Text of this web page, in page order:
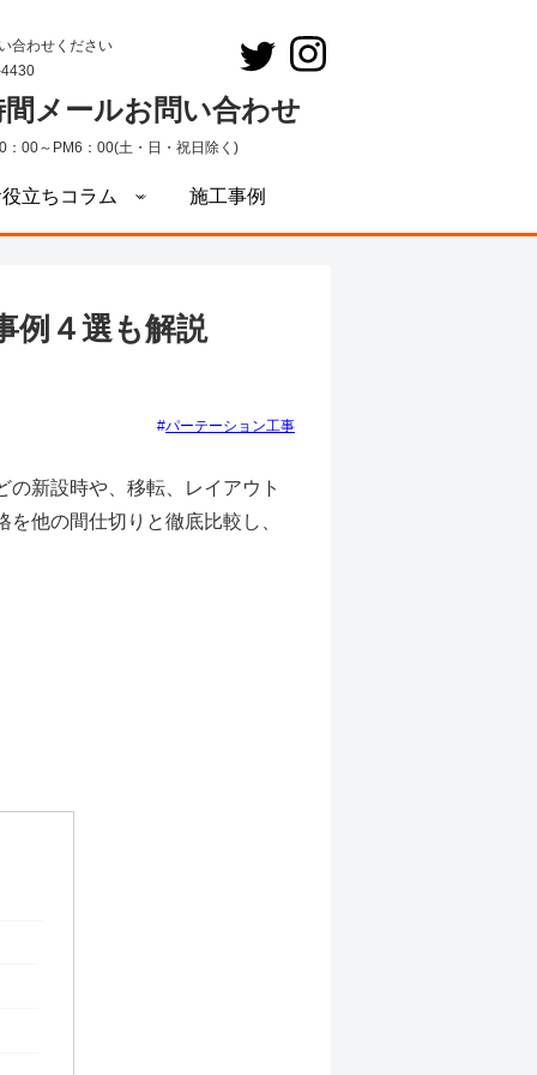
合わせください
間メールお問い合わせ
：00～PM6：00(土・日・祝日除く)
立ちコラム 施工事例
例４選も解説
パーテーション工事
新設時や、移転、レイアウト
他の間仕切りと徹底比較し、